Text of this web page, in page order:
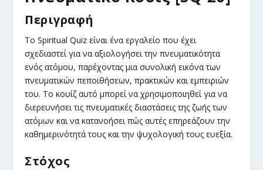
Περιγραφή
Το Spiritual Quiz είναι ένα εργαλείο που έχει
σχεδιαστεί για να αξιολογήσει την πνευματικότητα
ενός ατόμου, παρέχοντας μια συνολική εικόνα των
πνευματικών πεποιθήσεων, πρακτικών και εμπειριών
του. Το κουίζ αυτό μπορεί να χρησιμοποιηθεί για να
διερευνήσει τις πνευματικές διαστάσεις της ζωής των
ατόμων και να κατανοήσει πώς αυτές επηρεάζουν την
καθημερινότητά τους και την ψυχολογική τους ευεξία.
Στόχος